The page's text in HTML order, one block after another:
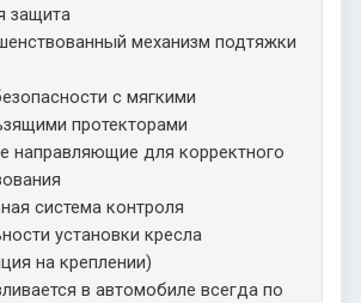
защита
механизм подтяжки
с мягкими
протекторами
направляющие для корректного
система контроля
установки кресла
на креплении)
в автомобиле всегда по